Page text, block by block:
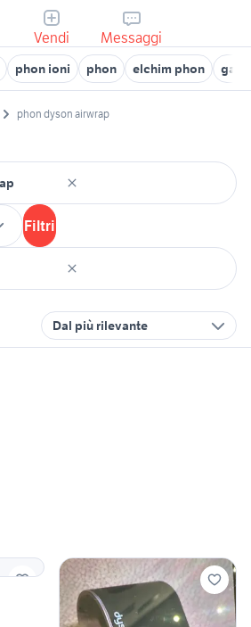
Vendi Messaggi
phon ioni phon elchim phon
phon dyson airwrap
Filtri
Dal più rilevante